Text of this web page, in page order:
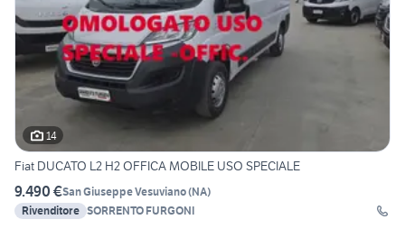
14
Fiat DUCATO L2 H2 OFFICA MOBILE USO SPECIALE
9.490 €San Giuseppe Vesuviano(NA)
Rivenditore SORRENTO FURGONI